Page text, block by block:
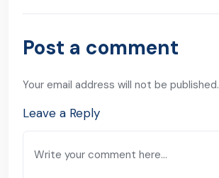
Post a comment
Your email address will not be published.
Leave a Reply